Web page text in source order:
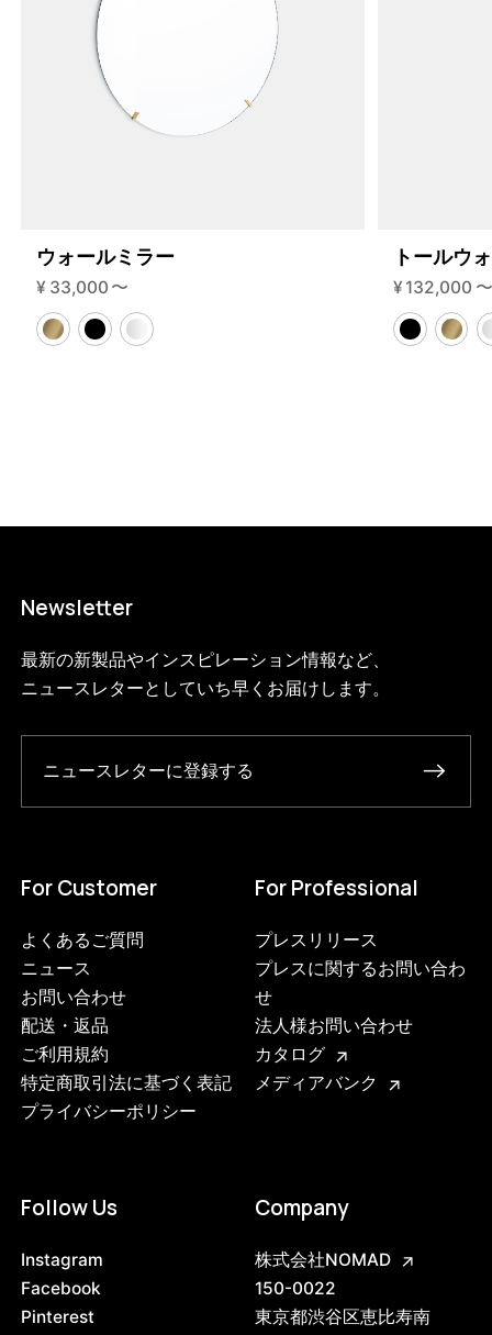
47408817930472
ブラック/ステンレススチール NEW
/products/shelving-system-s-200-2-i?
variant=47408817930472
616550000
ウォールミラー
¥ 33,000 〜
トールウ
¥ 132,000 〜
Newsletter
最新の新製品やインスピレーション情報など、
ニュースレターとしていち早くお届けします。
ニュースレターに登録する
For Customer
よくあるご質問
ニュース
お問い合わせ
配送・返品
ご利用規約
特定商取引法に基づく表記
プライバシーポリシー
For Professional
プレスリリース
プレスに関するお問い合わ
せ
法人様お問い合わせ
カタログ
メディアバンク
Follow Us
Instagram
Facebook
Pinterest
Company
株式会社NOMAD
150-0022
東京都渋谷区恵比寿南